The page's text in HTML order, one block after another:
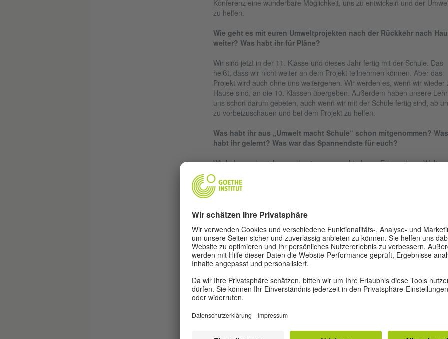
Konferenz eine wunderbare Möglichkeit, uns zu entwickeln und der
zu helfen.
Wie geht es mit euren Umweltprojekten nach der Rückkehr nach
weiter? Was habt ihr für Pläne?
Wir sind jetzt in der 11. Klasse und dieses Jahr fertig mit der Schule. Das
heißt, dass wir nicht weiter an dem Projekt teilnehmen können. Aber das
Projekt wird auch ohne uns weitergehen. Wir werden es, wenn wir wieder
Hause sind, an die 10. Klassen übergeben. Außerdem haben unsere
uns schon darum gebeten, auch wenn wir mit der Schule fertig sind, ab
zu vorbeizuschauen und bei dem Projekt zu helfen.
Was habt ihr aus „Umwelt macht Schule“ schon mitgenommen? Was
habt ihr gelernt? Was war das Spannendste für euch?
Wir haben sehr viele neue Leute aus verschiedenen Ecken dieser Welt
kennengelernt, das war toll und sehr interessant. Auch die Präsentationen
der anderen Teilnehmer waren sehr interessant. Wir haben das Gefühl,
uns alle ein Problem vereint, obwohl wir in verschiedenen Ländern leben.
Workshops fanden wir auch sehr interessant, vor allem mit den Weltkarten.
CO2 von welchen Ländern produziert wird.
Seit wann lernt ihr Deutsch?
lernen und vielleicht auch in der Uni später etwas mit Deutsch zu
Margaritha ist schon an der Uni für Grafikdesign genommen worden, lernt
jedoch weiterhin Deutsch.